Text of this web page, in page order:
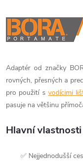
Adaptér od značky
rovných, přesných a
pro použití s vodícimi
pasuje na většinu
Hlavní
✅ Nejjednodušší